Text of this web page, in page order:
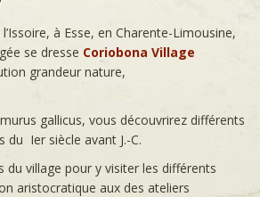
à Esse, en Charente-Limousine,
se dresse Coriobona Village
grandeur nature,
gallicus, vous découvrirez différents
du Ier siècle avant J.-C.
du village pour y visiter les différents
aristocratique aux des ateliers